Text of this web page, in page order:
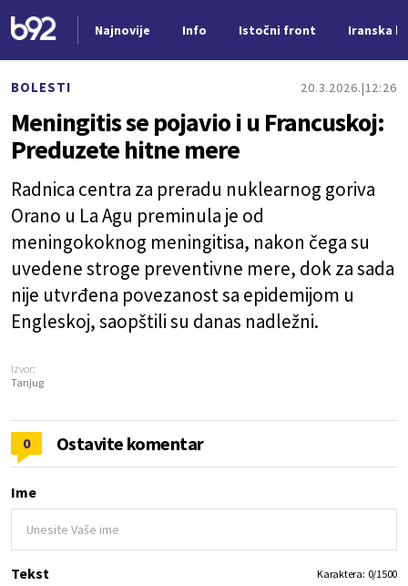
Najnovije Info Istočni front Iranska
BOLESTI 20.3.2026. 12:26
Meningitis se pojavio i u Francuskoj:
Preduzete hitne mere
Radnica centra za preradu nuklearnog goriva
Orano u La Agu preminula je od
meningokoknog meningitisa, nakon čega su
uvedene stroge preventivne mere, dok za sada
nije utvrđena povezanost sa epidemijom u
Engleskoj, saopštili su danas nadležni.
Izvor:
Tanjug
0 Ostavite komentar
Ime
Tekst Karaktera: 0/1500